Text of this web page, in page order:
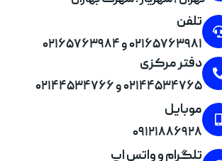
تلفن
۰۲۱۶۵۷۶۳۹۸۱ و ۰۲۱۶۵۷۶۳۹۸۴
دفتر مرکزی
۰۲۱۴۴۵۳۴۷۶۵ و ۰۲۱۴۴۵۳۴۷۶۶
موبایل
۰۹۱۲۱۸۸۶۹۲۸
تلگرام و واتس اپ